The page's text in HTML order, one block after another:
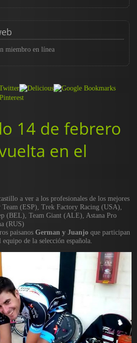
miembro en línea
14 de febrero
en el
a ver a los profesionales de los mejores
Team (ESP), Trek Factory Racing (USA),
(BEL), Team Giant (ALE), Astana Pro
(RUS)
paisanosGerman y Juanjoque participan
de la selección española.